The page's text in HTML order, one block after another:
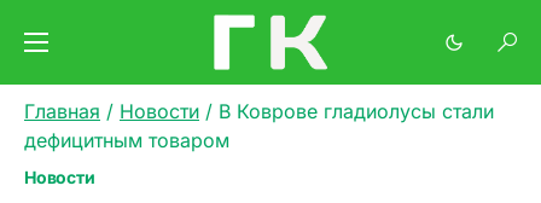
Главная / Новости / В Коврове гладиолусы стали
дефицитным товаром
Новости